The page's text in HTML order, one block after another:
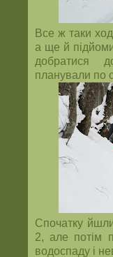
Все ж таки
а ще й
добратися
планували по
Спочатку
2, але потім
водоспаду і